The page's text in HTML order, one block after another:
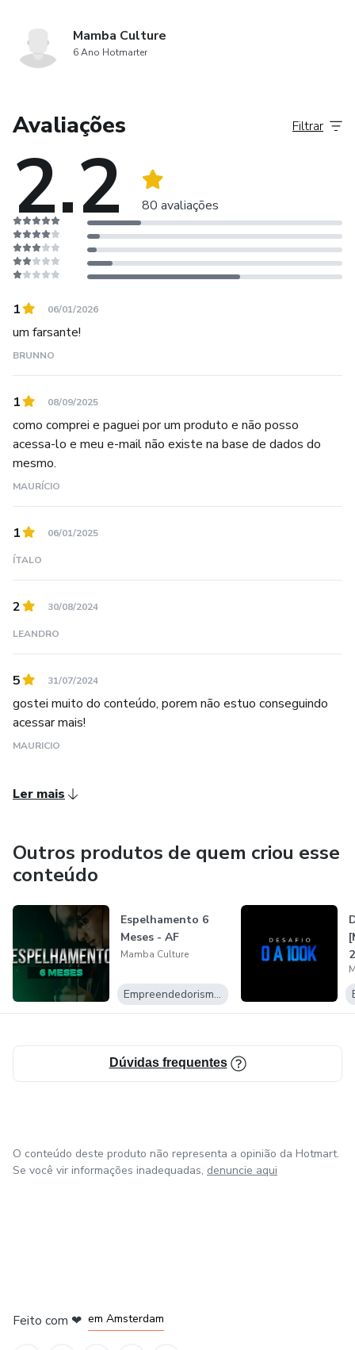
Mamba Culture
6 Ano Hotmarter
Avaliações
2.2 80 avaliações
Filtrar
1 06/01/2026
um farsante!
BRUNNO
1 08/09/2025
como comprei e paguei por um produto e não posso
acessa-lo e meu e-mail não existe na base de dados do
mesmo.
MAURÍCIO
1 06/01/2025
ÍTALO
2 30/08/2024
LEANDRO
5 31/07/2024
gostei muito do conteúdo, porem não estuo conseguindo
acessar mais!
MAURICIO
Ler mais
Outros produtos de quem criou esse
conteúdo
Espelhamento 6
Meses - AF
Mamba Culture
Empreendedorismo Digital
Dúvidas frequentes
O conteúdo deste produto não representa a opinião da Hotmart.
Se você vir informações inadequadas, denuncie aqui
Feito com ❤ em Amsterdam